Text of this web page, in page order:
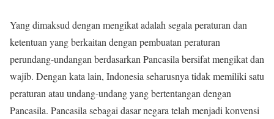
Yang dimaksud dengan mengikat adalah segala peraturan dan
ketentuan yang berkaitan dengan pembuatan peraturan
perundang-undangan berdasarkan Pancasila bersifat mengikat dan
wajib. Dengan kata lain, Indonesia seharusnya tidak memiliki satu
peraturan atau undang-undang yang bertentangan dengan
Pancasila. Pancasila sebagai dasar negara telah menjadi konvensi